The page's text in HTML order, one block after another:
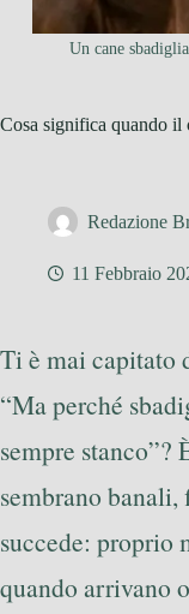
Un cane
Cosa significa quando il
Redazione
11 Febbraio
Ti è mai capitato
“Ma perché
sempre stanco”?
sembrano
succede: proprio
quando arrivano